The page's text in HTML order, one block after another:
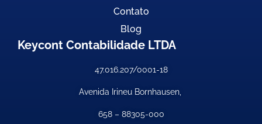
Contato
Blog
Keycont Contabilidade LTDA
47.016.207/0001-18
Avenida Irineu Bornhausen,
658 – 88305-000